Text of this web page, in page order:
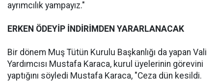
ayrımcılık yampayız."
ERKEN ÖDEYİP İNDİRİMDEN YARARLANACAK
Bir dönem Muş Tütün Kurulu Başkanlığı da yapan Vali
Yardımcısı Mustafa Karaca, kurul üyelerinin görevini
yaptığını söyledi Mustafa Karaca, "Ceza dün kesildi.